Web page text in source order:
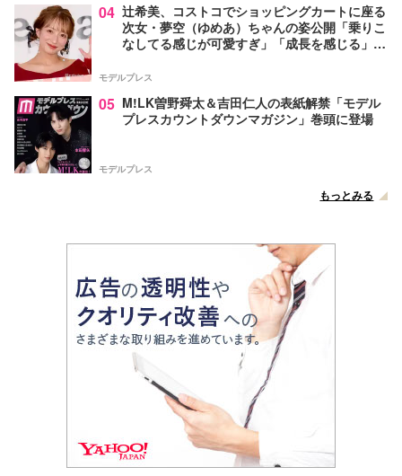
04 辻希美、コストコでショッピングカートに座る
次女・夢空（ゆめあ）ちゃんの姿公開「乗りこ
なしてる感じが可愛すぎ」「成長を感じる」の
モデルプレス
05 M!LK曽野舜太＆吉田仁人の表紙解禁「モデル
プレスカウントダウンマガジン」巻頭に登場
モデルプレス
もっとみる